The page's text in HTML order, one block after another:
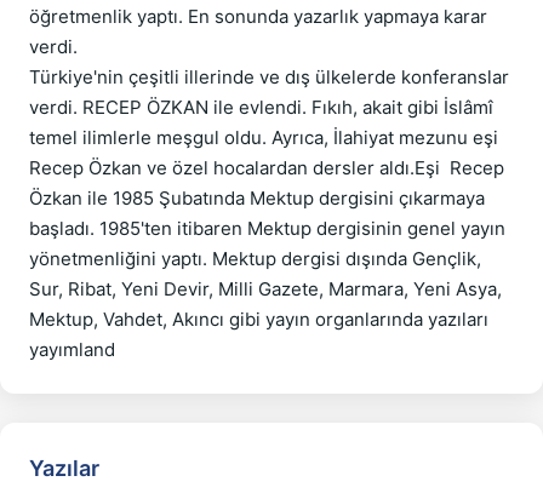
öğretmenlik yaptı. En sonunda yazarlık yapmaya karar
verdi.
Türkiye'nin çeşitli illerinde ve dış ülkelerde konferanslar
verdi. RECEP ÖZKAN ile evlendi. Fıkıh, akait gibi İslâmî
temel ilimlerle meşgul oldu. Ayrıca, İlahiyat mezunu eşi
Recep Özkan ve özel hocalardan dersler aldı.Eşi  Recep
Özkan ile 1985 Şubatında Mektup dergisini çıkarmaya
başladı. 1985'ten itibaren Mektup dergisinin genel yayın
yönetmenliğini yaptı. Mektup dergisi dışında Gençlik,
Sur, Ribat, Yeni Devir, Milli Gazete, Marmara, Yeni Asya,
Mektup, Vahdet, Akıncı gibi yayın organlarında yazıları
Yazılar